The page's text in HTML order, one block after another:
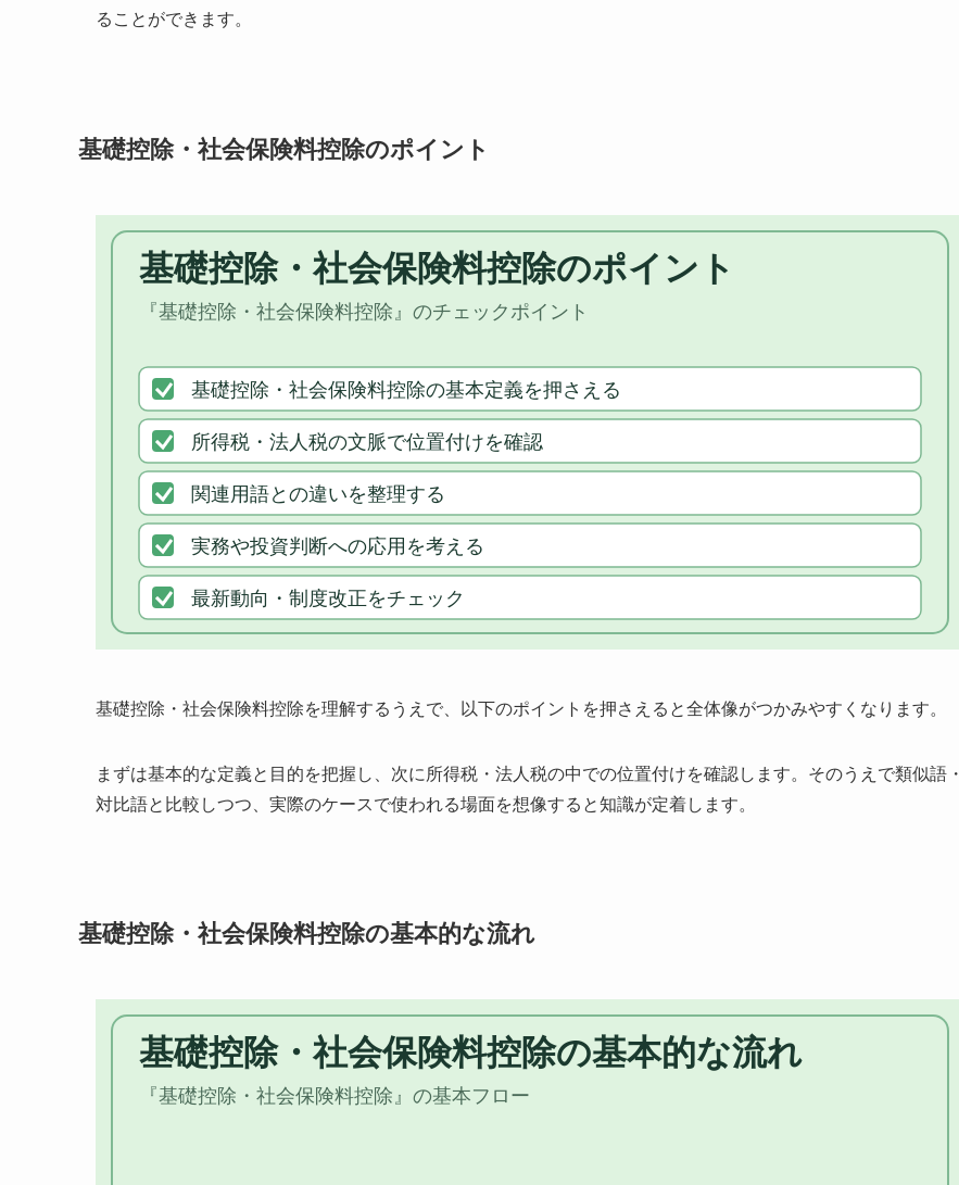
ることができます。
基礎控除・社会保険料控除のポイント
基礎控除・社会保険料控除を理解するうえで、以下のポイントを押さえると全体像がつかみやすくなります。
まずは基本的な定義と目的を把握し、次に所得税・法人税の中での位置付けを確認します。そのうえで類似語・
対比語と比較しつつ、実際のケースで使われる場面を想像すると知識が定着します。
基礎控除・社会保険料控除の基本的な流れ